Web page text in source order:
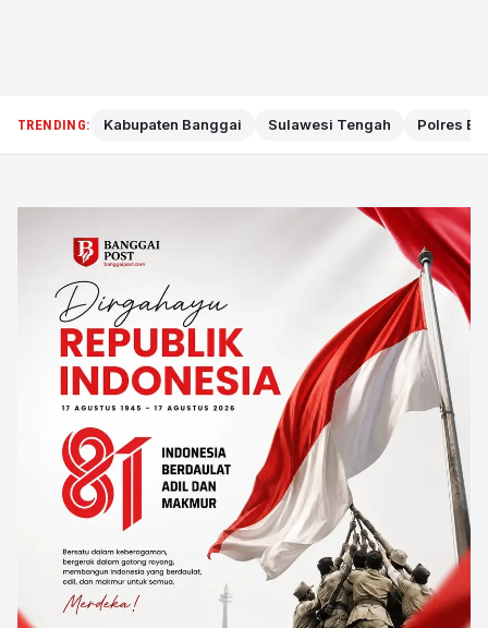
TRENDING: Kabupaten Banggai Sulawesi Tengah Polres